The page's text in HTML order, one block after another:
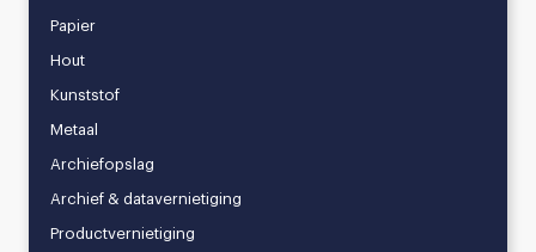
Papier
Hout
Kunststof
Metaal
Archiefopslag
Archief & datavernietiging
Productvernietiging